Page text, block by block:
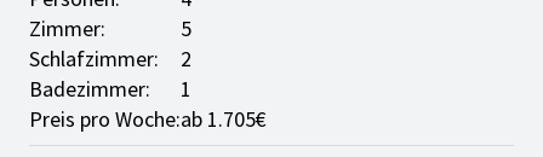
Zimmer:
5
Schlafzimmer:
2
Badezimmer:
1
Preis pro Woche:ab 1.705€